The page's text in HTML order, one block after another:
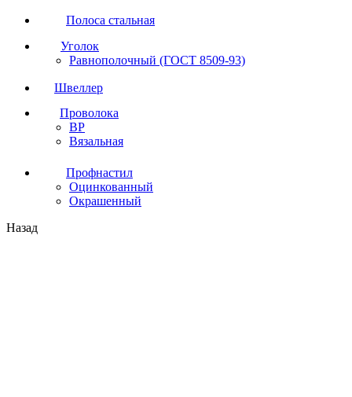
Полоса стальная
Уголок
Равнополочный (ГОСТ 8509-93)
Швеллер
Проволока
ВР
Вязальная
Профнастил
Оцинкованный
Окрашенный
Назад